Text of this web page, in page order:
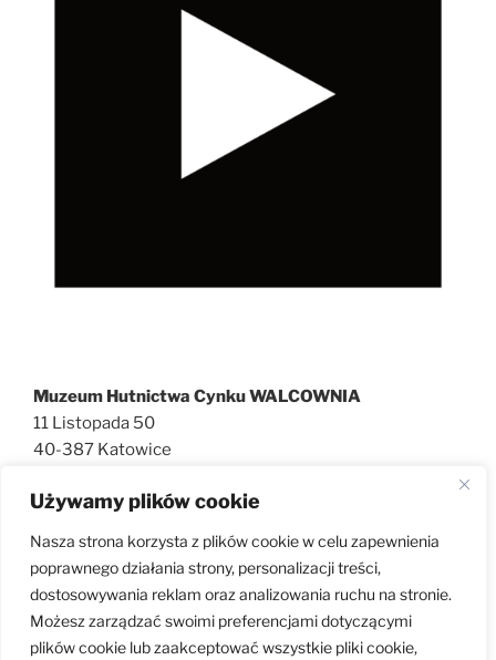
Używamy plików cookie
Nasza strona korzysta z plików cookie w celu zapewnienia
poprawnego działania strony, personalizacji treści,
dostosowywania reklam oraz analizowania ruchu na stronie.
Możesz zarządzać swoimi preferencjami dotyczącymi
plików cookie lub zaakceptować wszystkie pliki cookie,
Muzeum Hutnictwa Cynku WALCOWNIA
11 Listopada 50
40-387 Katowice
walcownia@muzeatechniki.pl
KLAUZULA RODO